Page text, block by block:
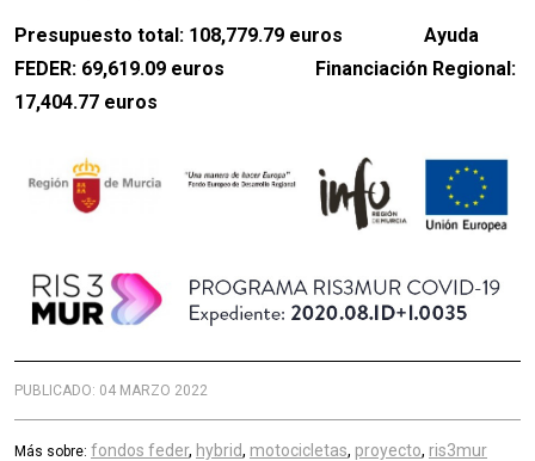
Presupuesto total: 108,779.79 euros Ayuda
FEDER: 69,619.09 euros Financiación Regional:
17,404.77 euros
PUBLICADO: 04 MARZO 2022
Más sobre: fondos feder, hybrid, motocicletas, proyecto, ris3mur